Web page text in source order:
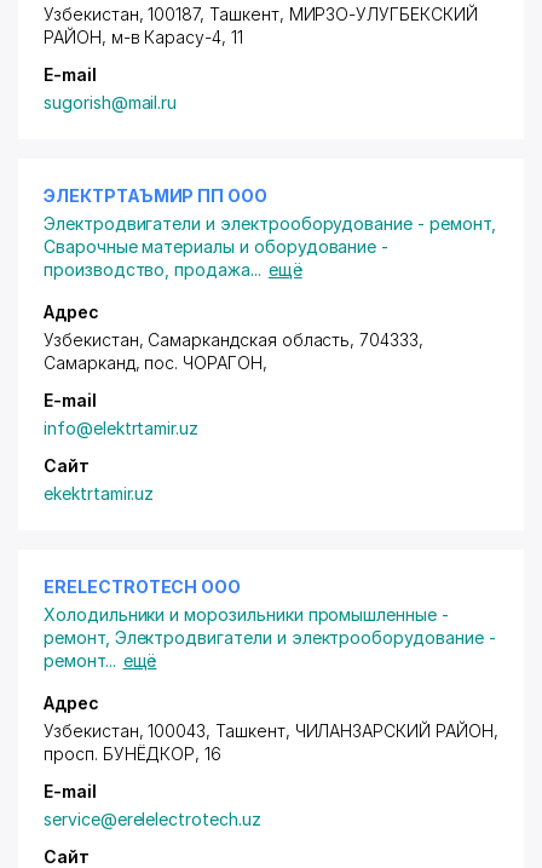
Узбекистан, 100187, Ташкент, МИРЗО-УЛУГБЕКСКИЙ
РАЙОН, м-в Карасу-4, 11
E-mail
sugorish@mail.ru
ЭЛЕКТРТАЪМИР ПП ООО
Электродвигатели и электрооборудование - ремонт,
Сварочные материалы и оборудование -
производство, продажа... ещё
Адрес
Узбекистан, Самаркандская область, 704333,
Самарканд, пос. ЧОРАГОН,
E-mail
info@elektrtamir.uz
Сайт
ekektrtamir.uz
ERELECTROTECH ООО
Холодильники и морозильники промышленные -
ремонт, Электродвигатели и электрооборудование -
ремонт... ещё
Адрес
Узбекистан, 100043, Ташкент, ЧИЛАНЗАРСКИЙ РАЙОН,
просп. БУНЁДКОР, 16
E-mail
service@erelelectrotech.uz
Сайт